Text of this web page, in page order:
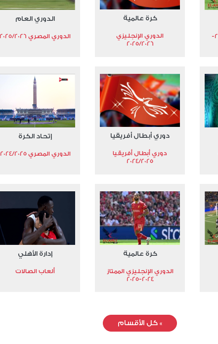
دوري أبطال أوروبا 2025-
كرة عالمية
الدوري الإنجليزي
2025/2026
الدوري العام
الدوري المصري 2025/2026
دوري أبطال أفريقيا
دوري أبطال أفريقيا
2024/2025
إتحاد الكرة
الدوري المصري 2024/2025
كرة عالمية
الدوري الإنجليزي الممتاز
2024-2025
إدارة الأهلي
ألعاب الصالات
»كل الأقسام